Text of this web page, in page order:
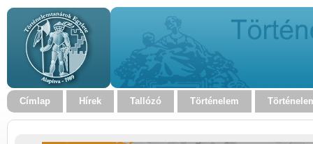
Címlap Hírek Tallózó Történelem